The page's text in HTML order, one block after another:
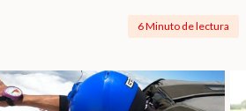
6 Minuto de lectura